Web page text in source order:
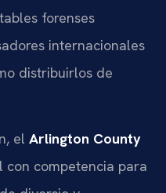
forenses
internacionales
distribuirlos de
el Arlington County
con competencia para